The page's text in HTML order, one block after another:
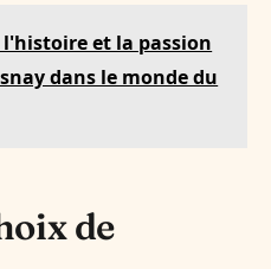
l'histoire et la passion
dans le monde du
de